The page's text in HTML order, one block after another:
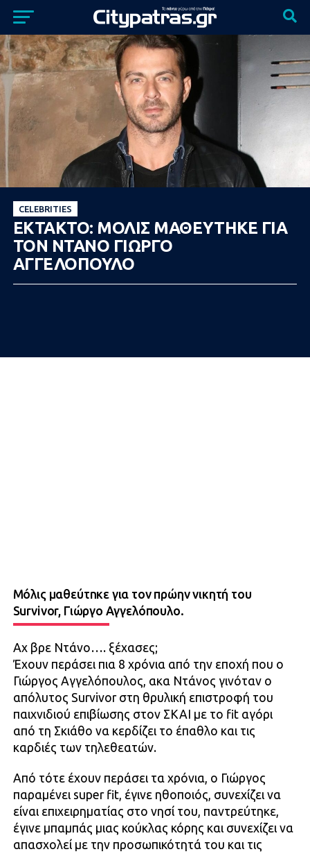
CELEBRITIES
ΕΚΤΑΚΤΟ: ΜΟΛΙΣ ΜΑΘΕΥΤΗΚΕ ΓΙΑ
ΤΟΝ ΝΤΑΝΟ ΓΙΩΡΓΟ
ΑΓΓΕΛΟΠΟΥΛΟ
Μóλις μαθεύτnκε για τον πρώην νικητή του
Survivor, Γιώργο Αγγελόπουλο.
Αχ βρε Ντάνο…. ξέχασες;
Έχουν περάσει πια 8 χρόνια από την εποχή που ο
Γιώργος Αγγελόπουλος, ακα Ντάνος γινόταν ο
απόλυτος Survivor στη θρυλική επιστροφή του
παιχνιδιού επιβίωσης στον ΣΚΑΙ με το fit αγόρι
από τη Σκιάθο να κερδίζει το έπαθλο και τις
καρδιές των τηλεθεατών.
Από τότε έχουν περάσει τα χρόνια, ο Γιώργος
παραμένει super fit, έγινε ηθοποιός, συνεχίζει να
είναι επιχειρηματίας στο νησί του, παντρεύτηκε,
έγινε μπαμπάς μιας κούκλας κόρης και συνεχίζει να
απασχολεί με την προσωπικότητά του και τις